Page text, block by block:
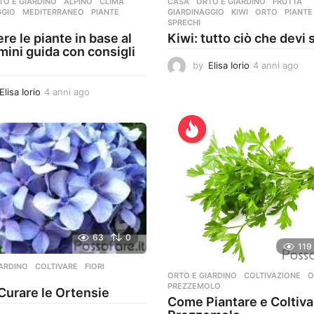
,MEDITERRANEO ,PIANTE
le piante in base al
guida con consigli
Elisa Iorio 4 anni ago
n
i
a
g
o
GIARDINAGGIO
,KIWI ,ORTO ,PIANTE
SPRECHI
Kiwi: tutto ciò che devi
by Elisa Iorio 4 anni ago
63 0
COLTIVARE ,FIORI
le Ortensie
119
ORTO E GIARDINO COLTIVAZIONE ,
PREZZEMOLO
Come Piantare e